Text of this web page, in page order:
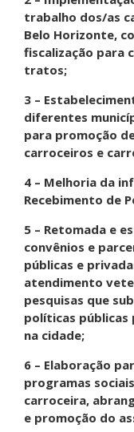
trabalho dos/as
Belo Horizonte,
fiscalização para
tratos;
3 –
diferentes
para promoção
carroceiros e
4 – Melhoria da
Recebimento de
5 – Retomada e
convênios e
públicas e
atendimento
pesquisas que
políticas
na cidade;
6 – Elaboração
programas
carroceira,
e promoção do